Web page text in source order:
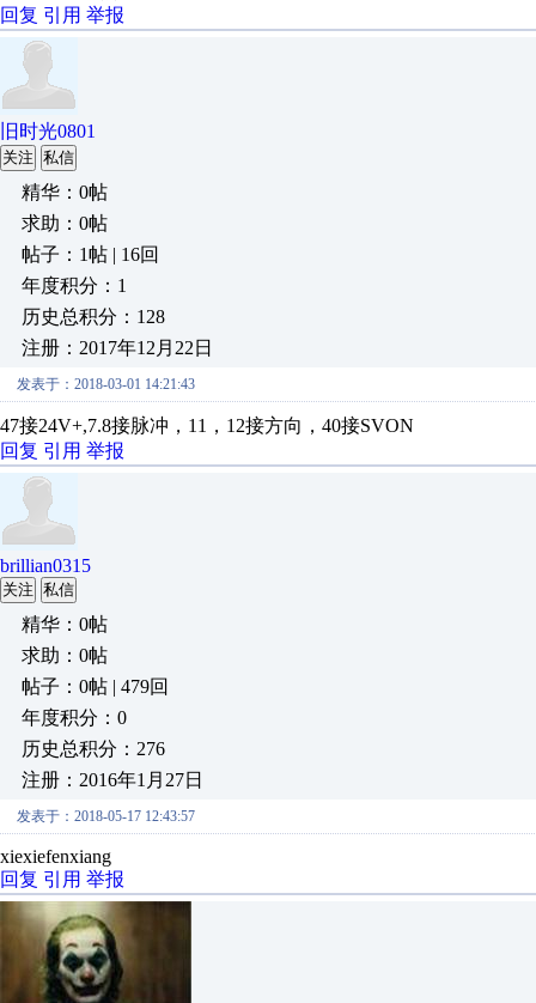
回复 引用 举报
旧时光0801
关注 私信
精华：0帖
求助：0帖
帖子：1帖 | 16回
年度积分：1
历史总积分：128
注册：2017年12月22日
发表于：2018-03-01 14:21:43
47接24V+,7.8接脉冲，11，12接方向，40接SVON
回复 引用 举报
brillian0315
关注 私信
精华：0帖
求助：0帖
帖子：0帖 | 479回
年度积分：0
历史总积分：276
注册：2016年1月27日
发表于：2018-05-17 12:43:57
xiexiefenxiang
回复 引用 举报